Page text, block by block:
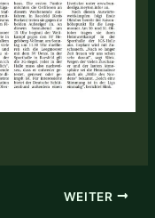
WEITER